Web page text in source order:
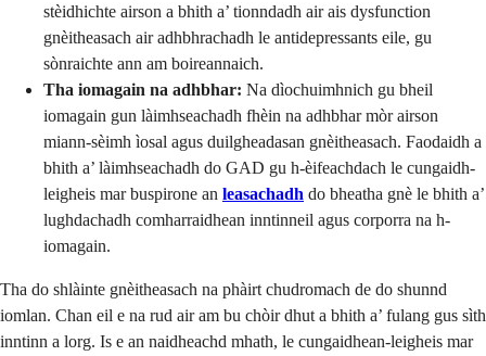
stèidhichte airson a bhith a’ tionndadh air ais dysfunction
gnèitheasach air adhbhrachadh le antidepressants eile, gu
sònraichte ann am boireannaich.
Tha iomagain na adhbhar: Na dìochuimhnich gu bheil
iomagain gun làimhseachadh fhèin na adhbhar mòr airson
miann-sèimh ìosal agus duilgheadasan gnèitheasach. Faodaidh a
bhith a’ làimhseachadh do GAD gu h-èifeachdach le cungaidh-
leigheis mar buspirone an leasachadh do bheatha gnè le bhith a’
lughdachadh comharraidhean inntinneil agus corporra na h-
iomagain.
Tha do shlàinte gnèitheasach na phàirt chudromach de do shunnd
iomlan. Chan eil e na rud air am bu chòir dhut a bhith a’ fulang gus sìth
inntinn a lorg. Is e an naidheachd mhath, le cungaidhean-leigheis mar